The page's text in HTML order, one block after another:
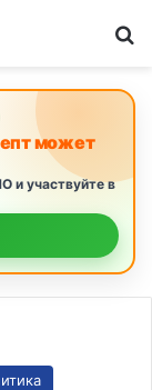
может
и участвуйте в